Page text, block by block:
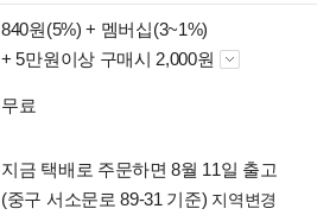
840원(5%) + 멤버십(3~1%)
+ 5만원이상 구매시 2,000원
무료
지금 택배로 주문하면 8월 11일 출고
(중구 서소문로 89-31 기준) 지역변경